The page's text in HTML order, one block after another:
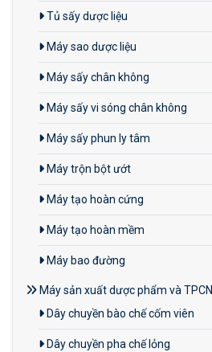
Tủ sấy dược liệu
Máy sao dược liệu
Máy sấy chân không
Máy sấy vi sóng chân không
Máy sấy phun ly tâm
Máy trộn bột ướt
Máy tạo hoàn cứng
Máy tạo hoàn mềm
Máy bao đường
Máy sản xuất dược phẩm và TPCN
Dây chuyền bào chế cốm viên
Dây chuyền pha chế lỏng